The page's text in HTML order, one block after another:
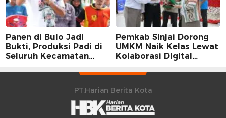
Panen di Bulo Jadi
Bukti, Produksi Padi di
Seluruh Kecamatan
Peningkatan
Pemkab Sinjai Dorong
UMKM Naik Kelas Lewat
Kolaborasi Digital
PT.Harian Berita Kota